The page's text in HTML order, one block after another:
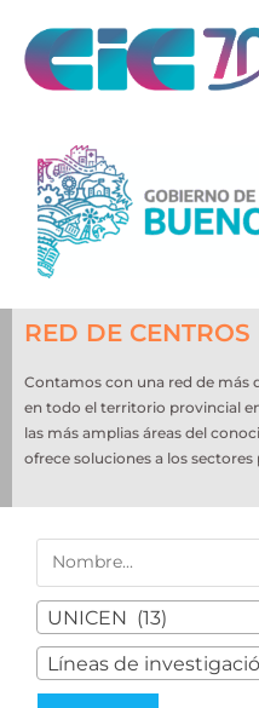
RED DE CENTROS
Contamos con una red de más
en todo el territorio provincial
las más amplias áreas del
ofrece soluciones a los
UNICEN (13)
Líneas de